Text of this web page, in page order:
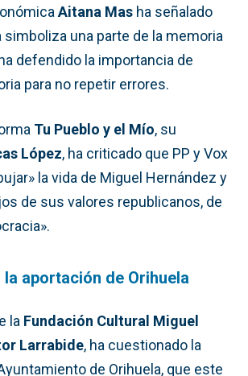
Aitana Mas ha señalado
simboliza una parte de la memoria
defendido la importancia de
para no repetir errores.
Tu Pueblo y el Mío, su
López, ha criticado que PP y Vox
la vida de Miguel Hernández y
de sus valores republicanos, de
aportación de Orihuela
la Fundación Cultural Miguel
Larrabide, ha cuestionado la
de Orihuela, que este